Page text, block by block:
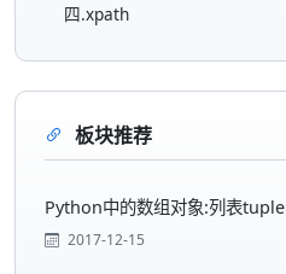
四.xpath
板块推荐
Python中的数组对象:列表tuple
2017-12-15